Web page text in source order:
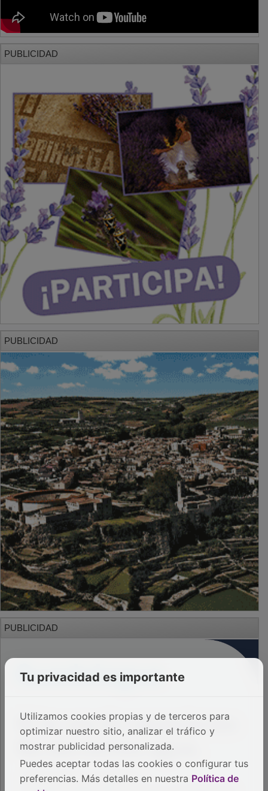
PUBLICIDAD
PUBLICIDAD
Tu privacidad es importante
Utilizamos cookies propias y de terceros para
optimizar nuestro sitio, analizar el tráfico y
mostrar publicidad personalizada.
Puedes aceptar todas las cookies o configurar tus
preferencias. Más detalles en nuestra Política de